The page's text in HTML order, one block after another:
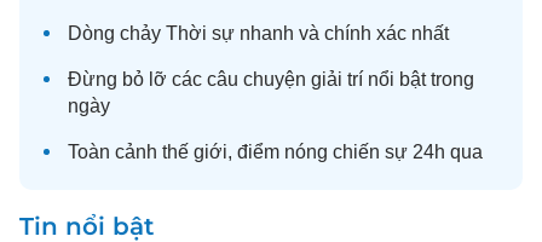
Dòng chảy Thời sự nhanh và chính xác nhất
Đừng bỏ lỡ các câu chuyện giải trí nổi bật trong
ngày
Toàn cảnh thế giới, điểm nóng chiến sự 24h qua
Tin nổi bật